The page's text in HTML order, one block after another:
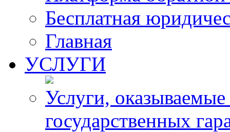
Бесплатная
Главная
УСЛУГИ
Услуги,
государственных